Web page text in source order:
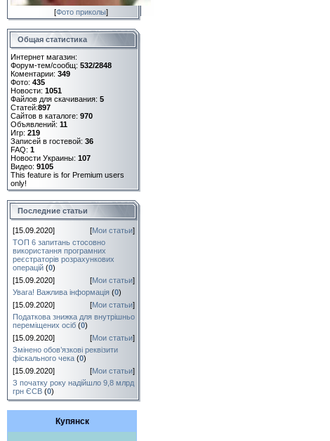
[Фото приколы]
Общая статистика
Интернет магазин:
Форум-тем/сообщ: 532/2848
Коментарии: 349
Фото: 435
Новости: 1051
Файлов для скачивания: 5
Статей:897
Сайтов в каталоге: 970
Объявлений: 11
Игр: 219
Записей в гостевой: 36
FAQ: 1
Новости Украины: 107
Видео: 9105
This feature is for Premium users
only!
Последние статьи
[15.09.2020] [Мои статьи]
ТОП 6 запитань стосовно
використання програмних
реєстраторів розрахункових
операцій (0)
[15.09.2020]
[Мои статьи]
Увага! Важлива інформація (0)
[15.09.2020]
[Мои статьи]
Податкова знижка для внутрішньо
переміщених осіб (0)
[15.09.2020]
[Мои статьи]
Змінено обов’язкові реквізити
фіскального чека (0)
[15.09.2020]
[Мои статьи]
З початку року надійшло 9,8 млрд
грн ЄСВ (0)
Купянск